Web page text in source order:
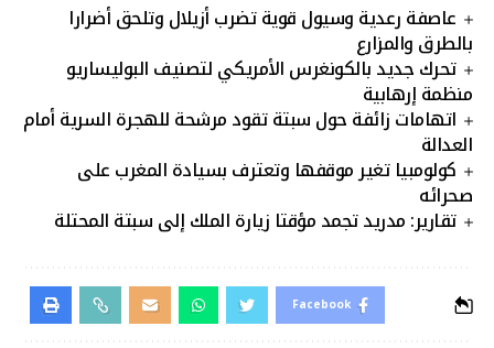
عاصفة رعدية وسيول قوية تضرب أزيلال وتلحق أضرارا
بالطرق والمزارع
تحرك جديد بالكونغرس الأمريكي لتصنيف البوليساريو
منظمة إرهابية
اتهامات زائفة حول سبتة تقود مرشحة للهجرة السرية أمام
العدالة
كولومبيا تغير موقفها وتعترف بسيادة المغرب على
صحرائه
تقارير: مدريد تجمد مؤقتا زيارة الملك إلى سبتة المحتلة
Facebook